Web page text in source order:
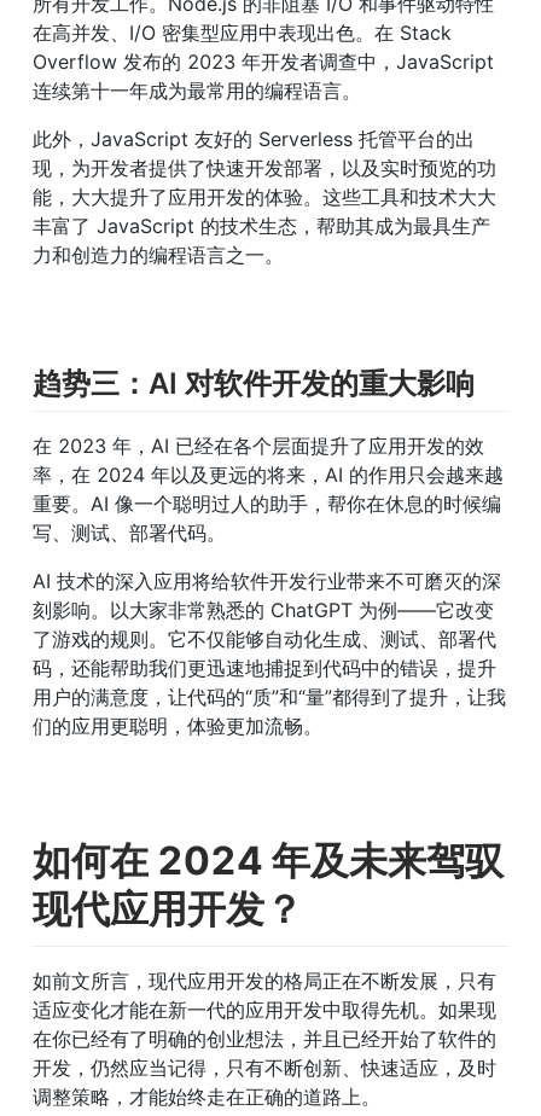
在高并发、I/O 密集型应用中表现出色。在 Stack
Overflow 发布的 2023 年开发者调查中，JavaScript
连续第十一年成为最常用的编程语言。
此外，JavaScript 友好的 Serverless 托管平台的出
现，为开发者提供了快速开发部署，以及实时预览的功
能，大大提升了应用开发的体验。这些工具和技术大大
丰富了 JavaScript 的技术生态，帮助其成为最具生产
力和创造力的编程语言之一。
趋势三：AI 对软件开发的重大影响
在 2023 年，AI 已经在各个层面提升了应用开发的效
率，在 2024 年以及更远的将来，AI 的作用只会越来越
重要。AI 像一个聪明过人的助手，帮你在休息的时候编
写、测试、部署代码。
AI 技术的深入应用将给软件开发行业带来不可磨灭的深
刻影响。以大家非常熟悉的 ChatGPT 为例——它改变
了游戏的规则。它不仅能够自动化生成、测试、部署代
码，还能帮助我们更迅速地捕捉到代码中的错误，提升
用户的满意度，让代码的“质”和“量”都得到了提升，让我
们的应用更聪明，体验更加流畅。
如何在 2024 年及未来驾驭
现代应用开发？
如前文所言，现代应用开发的格局正在不断发展，只有
适应变化才能在新一代的应用开发中取得先机。如果现
在你已经有了明确的创业想法，并且已经开始了软件的
开发，仍然应当记得，只有不断创新、快速适应，及时
调整策略，才能始终走在正确的道路上。